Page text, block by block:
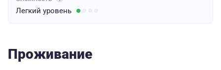
Легкий уровень
Проживание